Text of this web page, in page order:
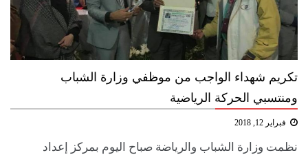
تكريم شهداء الواجب من موظفي وزارة الشباب
ومنتسبي الحركة الرياضية
فبراير 12, 2018
نظمت وزارة الشباب والرياضة صباح اليوم بمركز إعداد